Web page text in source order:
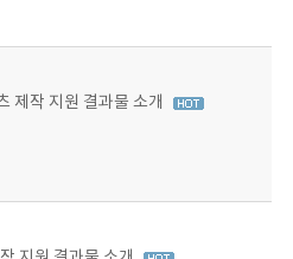
제작 지원 결과물 소개